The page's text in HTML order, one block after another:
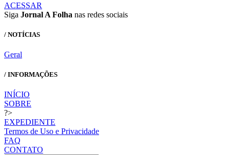
ACESSAR
Siga Jornal A Folha nas redes sociais
/ NOTÍCIAS
Geral
/ INFORMAÇÕES
INÍCIO
SOBRE
?>
EXPEDIENTE
Termos de Uso e Privacidade
FAQ
CONTATO